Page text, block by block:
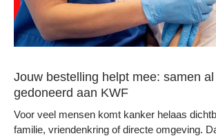
Jouw bestelling helpt mee: samen
gedoneerd aan KWF
Voor veel mensen komt kanker helaas
familie, vriendenkring of directe omgeving.